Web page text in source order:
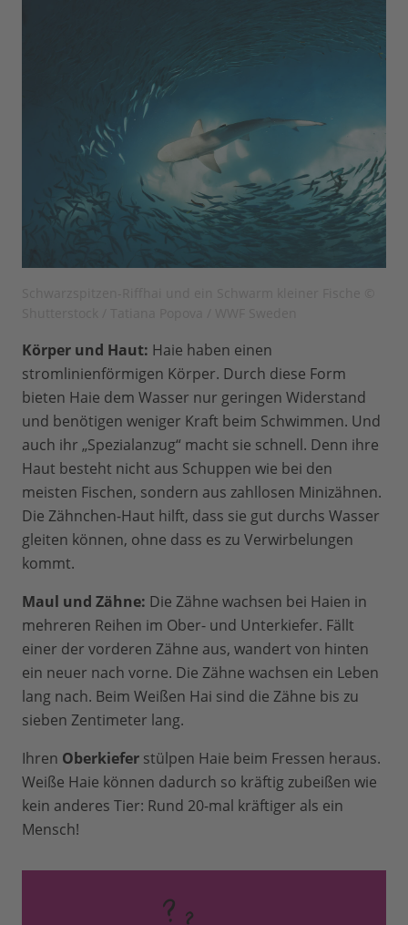
Körper und Haut: Haie haben einen
stromlinienförmigen Körper. Durch diese Form
bieten Haie dem Wasser nur geringen Widerstand
und benötigen weniger Kraft beim Schwimmen. Und
auch ihr „Spezialanzug“ macht sie schnell. Denn ihre
Haut besteht nicht aus Schuppen wie bei den
meisten Fischen, sondern aus zahllosen Minizähnen.
Die Zähnchen-Haut hilft, dass sie gut durchs Wasser
gleiten können, ohne dass es zu Verwirbelungen
kommt.
Maul und Zähne: Die Zähne wachsen bei Haien in
mehreren Reihen im Ober- und Unterkiefer. Fällt
einer der vorderen Zähne aus, wandert von hinten
ein neuer nach vorne. Die Zähne wachsen ein Leben
lang nach. Beim Weißen Hai sind die Zähne bis zu
sieben Zentimeter lang.
Ihren Oberkiefer stülpen Haie beim Fressen heraus.
Weiße Haie können dadurch so kräftig zubeißen wie
kein anderes Tier: Rund 20-mal kräftiger als ein
Mensch!